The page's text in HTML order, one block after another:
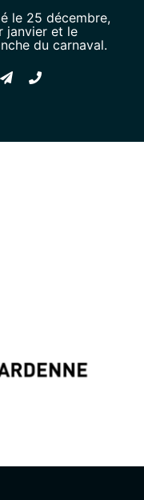
le 25 décembre,
janvier et le
du carnaval.